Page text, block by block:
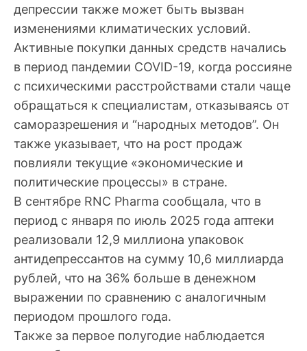
депрессии также может быть вызван
изменениями климатических условий.
Активные покупки данных средств начались
в период пандемии COVID-19, когда россияне
с психическими расстройствами стали чаще
обращаться к специалистам, отказываясь от
саморазрешения и “народных методов”. Он
также указывает, что на рост продаж
повлияли текущие «экономические и
политические процессы» в стране.
В сентябре RNC Pharma сообщала, что в
период с января по июль 2025 года аптеки
реализовали 12,9 миллиона упаковок
антидепрессантов на сумму 10,6 миллиарда
рублей, что на 36% больше в денежном
выражении по сравнению с аналогичным
периодом прошлого года.
Также за первое полугодие наблюдается